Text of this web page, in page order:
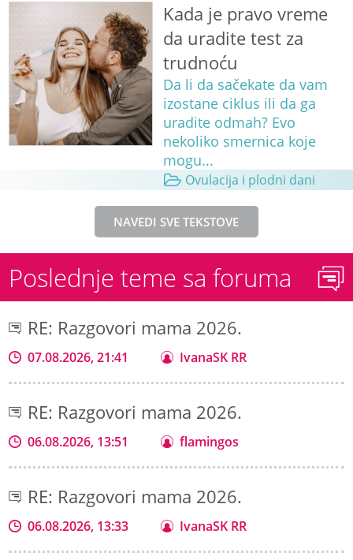
Kada je pravo vreme
da uradite test za
trudnoću
Da li da sačekate da vam
izostane ciklus ili da ga
uradite odmah? Evo
nekoliko smernica koje
mogu...
Ovulacija i plodni dani
NAVEDI SVE TEKSTOVE
Poslednje teme sa foruma
RE: Razgovori mama 2026.
07.08.2026, 21:41 IvanaSK RR
RE: Razgovori mama 2026.
06.08.2026, 13:51 flamingos
RE: Razgovori mama 2026.
06.08.2026, 13:33 IvanaSK RR